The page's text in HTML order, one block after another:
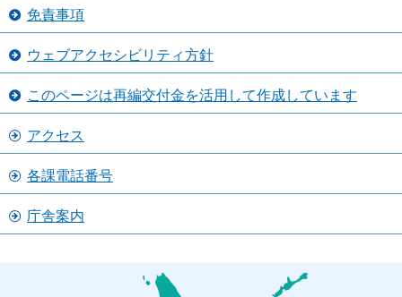
免責事項
ウェブアクセシビリティ方針
このページは再編交付金を活用して作成しています
アクセス
各課電話番号
庁舎案内